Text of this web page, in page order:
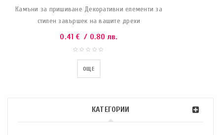
КАТЕГОРИИ
Камъни за пришиване Декоративни елементи за
стилен завършек на вашите дрехи
0.41 € / 0.80 лв.
ОЩЕ